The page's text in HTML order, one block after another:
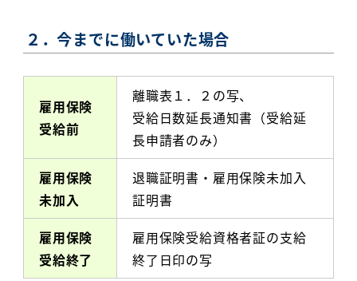
２．今までに働いていた場合
雇用保険
受給前
離職表１．２の写、
受給日数延長通知書（受給延
長申請者のみ）
雇用保険
未加入
退職証明書・雇用保険未加入
証明書
雇用保険
受給終了
雇用保険受給資格者証の支給
終了日印の写